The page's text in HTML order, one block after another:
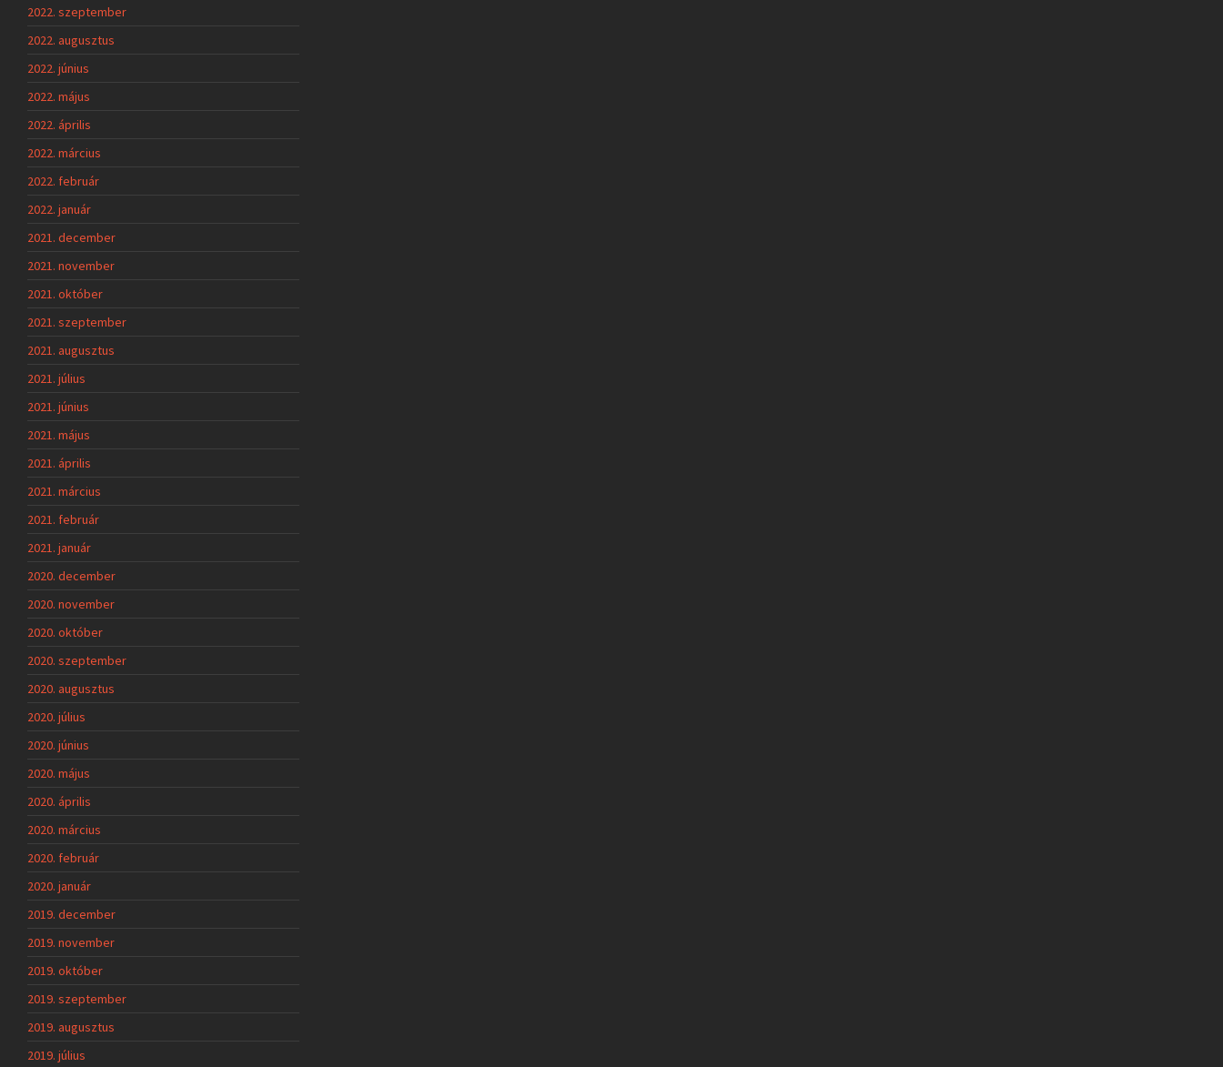
2022. szeptember
2022. augusztus
2022. június
2022. május
2022. április
2022. március
2022. február
2022. január
2021. december
2021. november
2021. október
2021. szeptember
2021. augusztus
2021. július
2021. június
2021. május
2021. április
2021. március
2021. február
2021. január
2020. december
2020. november
2020. október
2020. szeptember
2020. augusztus
2020. július
2020. június
2020. május
2020. április
2020. március
2020. február
2020. január
2019. december
2019. november
2019. október
2019. szeptember
2019. augusztus
2019. július